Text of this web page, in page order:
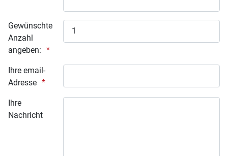
Gewünschte
Anzahl
angeben:
Ihre email-
Adresse
Ihre
Nachricht